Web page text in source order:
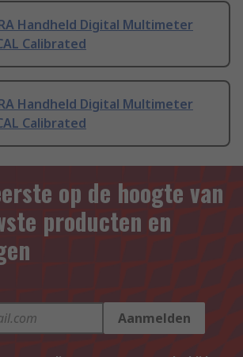
Handheld Digital Multimeter
Calibrated
Handheld Digital Multimeter
Calibrated
op de hoogte van
producten en
Aanmelden